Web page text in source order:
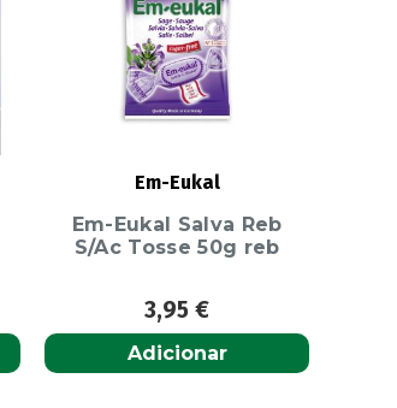
Em-Eukal
Em-Eukal Salva Reb
S/Ac Tosse 50g reb
3,95€
Adicionar